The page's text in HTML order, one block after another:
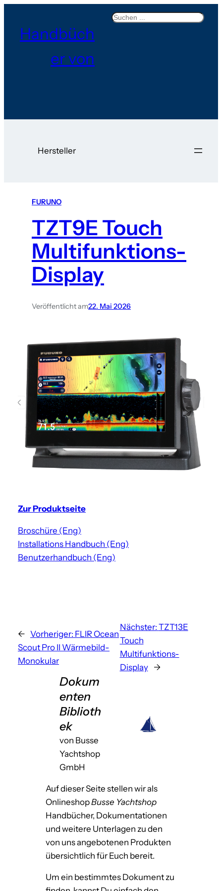
Search
Handbüch
er von
Hersteller
FURUNO
TZT9E Touch
Multifunktions-
Display
Veröffentlicht am22. Mai 2026
Zur Produktseite
Broschüre (Eng)
Installations Handbuch (Eng)
Benutzerhandbuch (Eng)
← Vorheriger: FLIR Ocean
Scout Pro II Wärmebild-
Monokular
Nächster: TZT13E
Touch
Multifunktions-
Display
→
Dokum
enten
Biblioth
ek
von Busse
Yachtshop
GmbH
Auf dieser Seite stellen wir als
OnlineshopBusse Yachtshop
Handbücher, Dokumentationen
und weitere Unterlagen zu den
von uns angebotenen Produkten
übersichtlich für Euch bereit.
Um ein bestimmtes Dokument zu